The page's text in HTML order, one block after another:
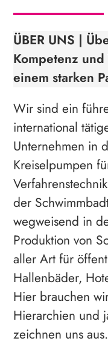
ÜBER UNS |
Kompetenz
einem starken
Wir sind ein
international
Unternehmen in
Kreiselpumpen
der
wegweisend in
Produktion von
aller Art für
Hallenbäder,
Hier brauchen
Hierarchien und
zeichnen uns aus.